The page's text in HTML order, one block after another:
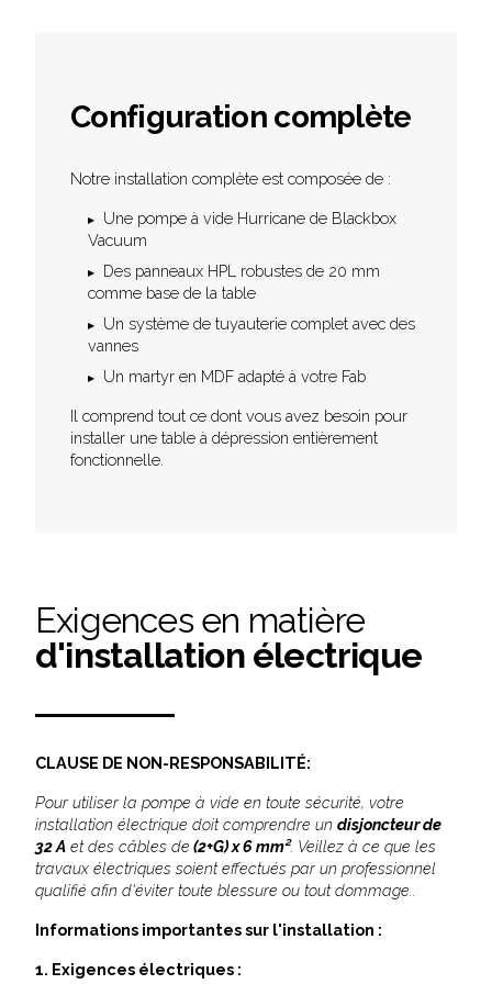
Configuration complète
Notre installation complète est composée de :
Une pompe à vide Hurricane de Blackbox
Vacuum
Des panneaux HPL robustes de 20 mm
comme base de la table
Un système de tuyauterie complet avec des
vannes
Un martyr en MDF adapté à votre Fab
Il comprend tout ce dont vous avez besoin pour
installer une table à dépression entièrement
fonctionnelle.
Exigences en matière
d'installation électrique
CLAUSE DE NON-RESPONSABILITÉ:
Pour utiliser la pompe à vide en toute sécurité, votre
installation électrique doit comprendre un disjoncteur de
32 A et des câbles de (2+G) x 6 mm². Veillez à ce que les
travaux électriques soient effectués par un professionnel
qualifié afin d'éviter toute blessure ou tout dommage..
Informations importantes sur l'installation :​
1. Exigences électriques :